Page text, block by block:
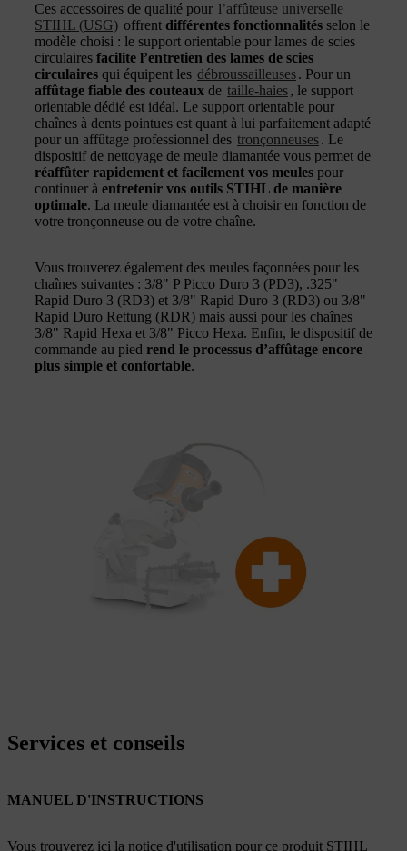
Ces accessoires de qualité pour l’affûteuse universelle
STIHL (USG) offrent différentes fonctionnalités selon le
modèle choisi : le support orientable pour lames de scies
circulaires facilite l’entretien des lames de scies
circulaires qui équipent les débroussailleuses. Pour un
affûtage fiable des couteaux de taille-haies, le support
orientable dédié est idéal. Le support orientable pour
chaînes à dents pointues est quant à lui parfaitement adapté
pour un affûtage professionnel des tronçonneuses. Le
dispositif de nettoyage de meule diamantée vous permet de
réaffûter rapidement et facilement vos meules pour
continuer à entretenir vos outils STIHL de manière
optimale. La meule diamantée est à choisir en fonction de
votre tronçonneuse ou de votre chaîne.
Vous trouverez également des meules façonnées pour les
chaînes suivantes : 3/8" P Picco Duro 3 (PD3), .325"
Rapid Duro 3 (RD3) et 3/8" Rapid Duro 3 (RD3) ou 3/8"
Rapid Duro Rettung (RDR) mais aussi pour les chaînes
3/8" Rapid Hexa et 3/8" Picco Hexa. Enfin, le dispositif de
commande au pied rend le processus d’affûtage encore
plus simple et confortable.
Services et conseils
MANUEL D'INSTRUCTIONS
Vous trouverez ici la notice d'utilisation pour ce produit STIHL